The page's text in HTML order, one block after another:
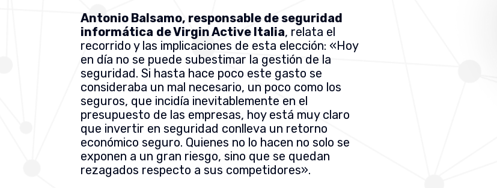
Antonio Balsamo, responsable de seguridad
informática de Virgin Active Italia, relata el
recorrido y las implicaciones de esta elección: «Hoy
en día no se puede subestimar la gestión de la
seguridad. Si hasta hace poco este gasto se
consideraba un mal necesario, un poco como los
seguros, que incidía inevitablemente en el
presupuesto de las empresas, hoy está muy claro
que invertir en seguridad conlleva un retorno
económico seguro. Quienes no lo hacen no solo se
exponen a un gran riesgo, sino que se quedan
rezagados respecto a sus competidores».